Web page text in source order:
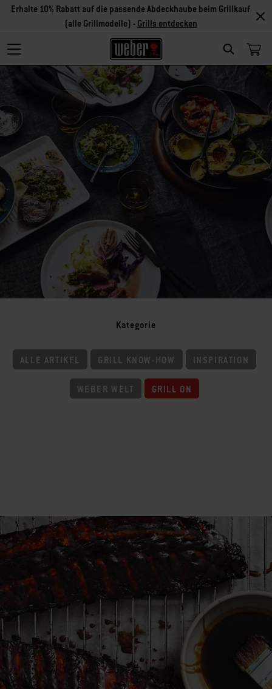
SEARCH
Erhalte 10% Rabatt auf die passende Abdeckhaube beim Grillkauf
(alle Grillmodelle) - Grills entdecken
Kategorie
ALLE ARTIKEL GRILL KNOW-HOW INSPIRATION
WEBER WELT GRILL ON